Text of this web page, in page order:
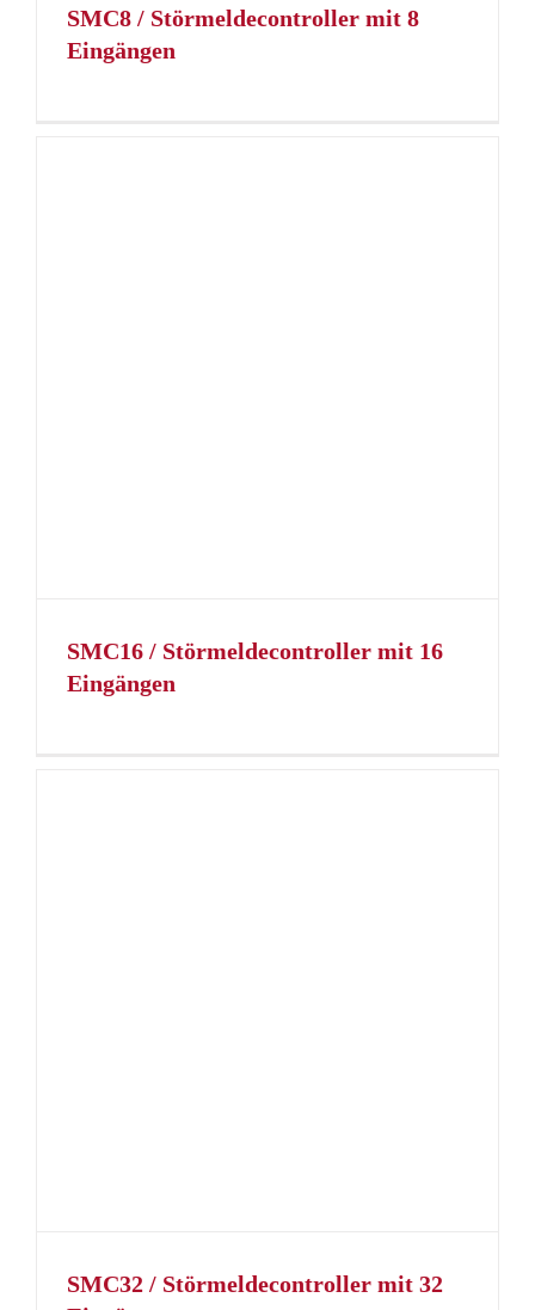
SMC8 / Störmeldecontroller mit 8
Eingängen
SMC16 / Störmeldecontroller mit 16
Eingängen
SMC32 / Störmeldecontroller mit 32